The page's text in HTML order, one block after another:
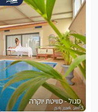
סגול - סוויטת יוקרה